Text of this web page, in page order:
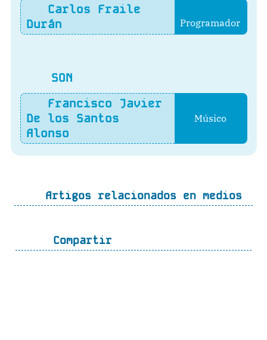
Carlos Fraile
Durán
Programador
SON
Francisco Javier
De los Santos
Alonso
Músico
Artigos relacionados en medios
Compartir